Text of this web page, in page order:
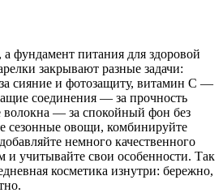
фундамент питания для здоровой
закрывают разные задачи:
сияние и фотозащиту, витамин С —
соединения — за прочность
волокна — за спокойный фон без
сезонные овощи, комбинируйте
немного качественного
и учитывайте свои особенности. Так
косметика изнутри: бережно,